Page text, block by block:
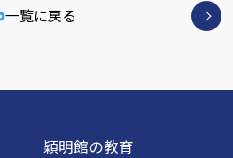
一覧に戻る
穎明館の教育